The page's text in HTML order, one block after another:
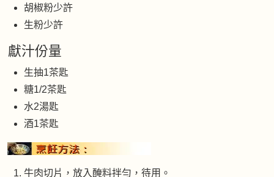
胡椒粉少許
生粉少許
獻汁份量
生抽1茶匙
糖1/2茶匙
水2湯匙
酒1茶匙
牛肉切片，放入醃料拌勻，待用。